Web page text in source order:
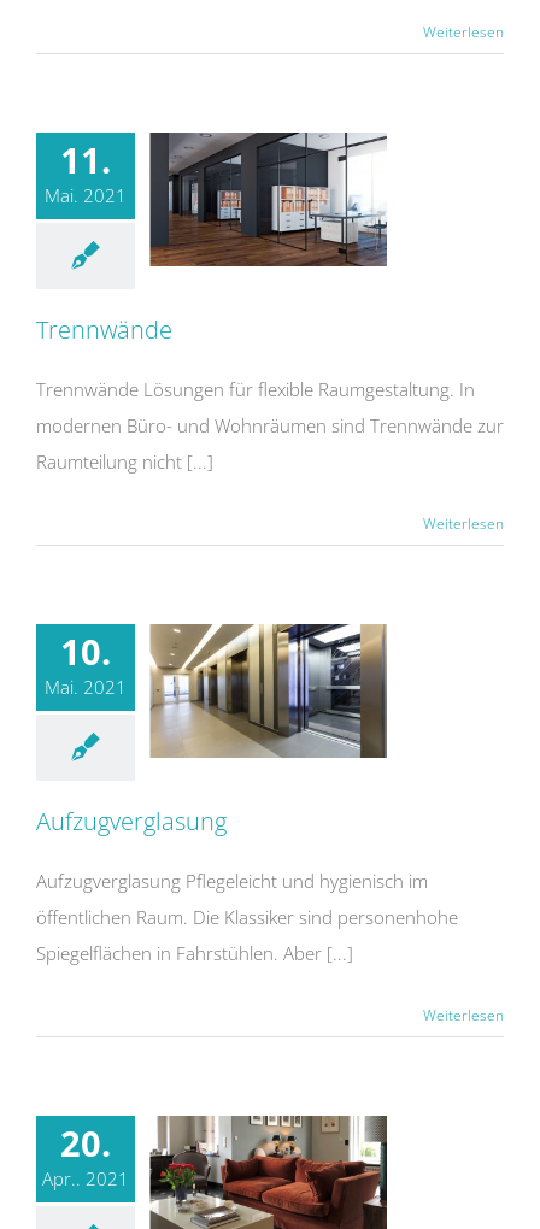
Weiterlesen
11.
Mai. 2021
Trennwände
Trennwände Lösungen für flexible Raumgestaltung. In
modernen Büro- und Wohnräumen sind Trennwände zur
Raumteilung nicht [...]
Weiterlesen
10.
Mai. 2021
Aufzugverglasung
Aufzugverglasung Pflegeleicht und hygienisch im
öffentlichen Raum. Die Klassiker sind personenhohe
Spiegelflächen in Fahrstühlen. Aber [...]
Weiterlesen
20.
Apr.. 2021